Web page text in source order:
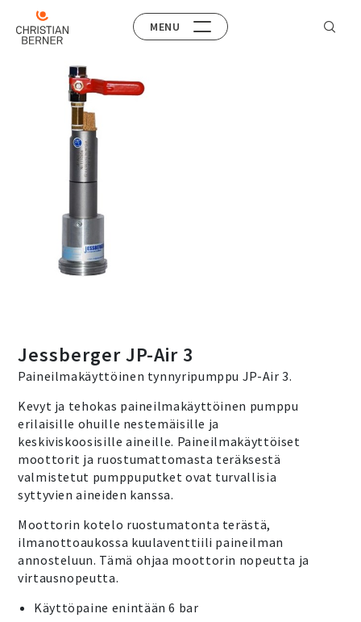
MENU
Jessberger JP-Air 3
Paineilmakäyttöinen tynnyripumppu JP-Air 3.
Kevyt ja tehokas paineilmakäyttöinen pumppu
erilaisille ohuille nestemäisille ja
keskiviskoosisille aineille. Paineilmakäyttöiset
moottorit ja ruostumattomasta teräksestä
valmistetut pumppuputket ovat turvallisia
syttyvien aineiden kanssa.
Moottorin kotelo ruostumatonta terästä,
ilmanottoaukossa kuulaventtiili paineilman
annosteluun. Tämä ohjaa moottorin nopeutta ja
virtausnopeutta.
Käyttöpaine enintään 6 bar